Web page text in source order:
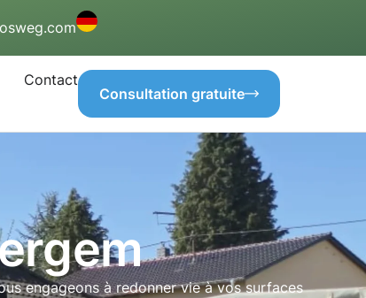
Contact
Consultation gratuite
engageons à redonner vie à vos surfaces